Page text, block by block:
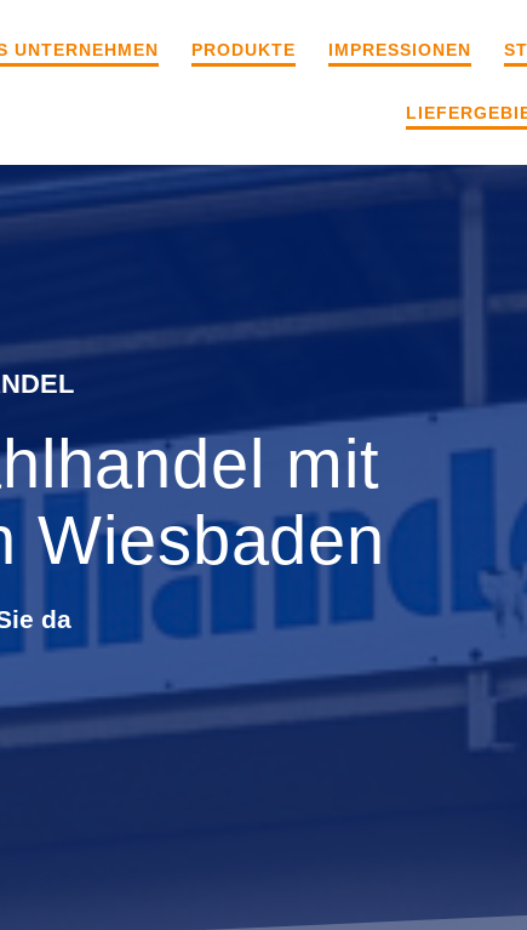
UNTERNEHMEN PRODUKTE IMPRESSIONEN
mit
Wiesbaden
da